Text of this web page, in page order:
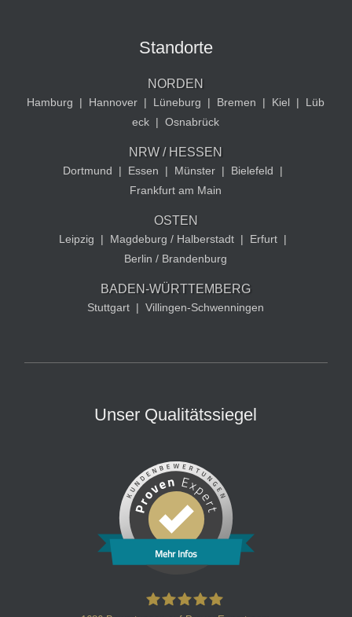
Standorte
NORDEN
Hamburg | Hannover | Lüneburg | Bremen | Kiel |
Lüb
eck | Osnabrück
NRW / HESSEN
Dortmund | Essen | Münster | Bielefeld
|
Frankfurt am Main
OSTEN
Leipzig | Magdeburg / Halberstadt | Erfurt |
Berlin / Brandenburg
BADEN-WÜRTTEMBERG
Stuttgart | Villingen-Schwenningen
Unser Qualitätssiegel
Mehr Infos